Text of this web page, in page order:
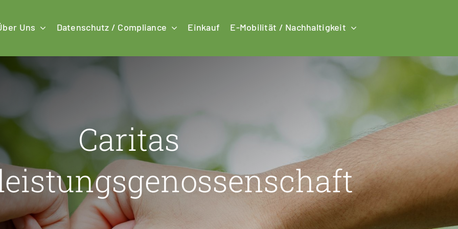
Uns Datenschutz / Compliance Einkauf E-Mobilität / Nachhaltigkeit
Caritas